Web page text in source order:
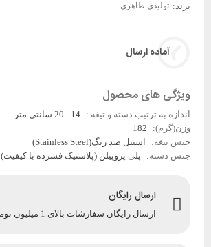
برند: تولیدی طاهری
آماده ارسال
ویژگی های محصول
اندازه به ترتیب دسته و تیغه :
وزن(گرم):
جنس تیغه:
استیل ضد زنگ(Stainless Steel)
جنس دسته:
پلی پروپیلن (پلاستیک فشرده با کیفیت)
ارسال رایگان
ارسال رایگان سفارشات بالای 1 میلیون تومان